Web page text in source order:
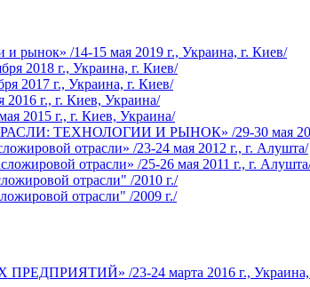
рынок» /14-15 мая 2019 г., Украина, г. Киев/
2018 г., Украина, г. Киев/
2017 г., Украина, г. Киев/
г., г. Киев, Украина/
2015 г., г. Киев, Украина/
ТЕХНОЛОГИИ И РЫНОК» /29-30 мая 2013
отрасли» /23-24 мая 2012 г., г. Алушта/
отрасли» /25-26 мая 2011 г., г.
отрасли" /2010 г./
отрасли" /2009 г./
/23-24 марта 2016 г., Украина, г.